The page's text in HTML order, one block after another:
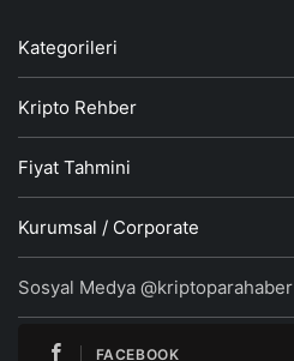
Kategorileri
Kripto Rehber
Fiyat Tahmini
Kurumsal / Corporate
Sosyal Medya @kriptoparahaber
FACEBOOK